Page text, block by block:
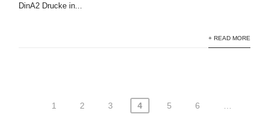
DinA2 Drucke in...
+ READ MORE
Seitennummerierung
1 2 3 4 5 6